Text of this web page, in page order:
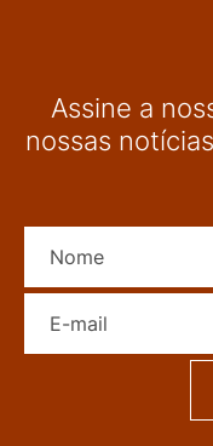
Assine a
nossas